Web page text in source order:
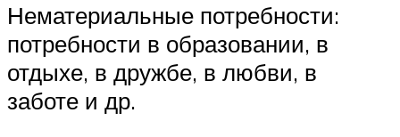
Нематериальные потребности:
потребности в образовании, в
отдыхе, в дружбе, в любви, в
заботе и др.